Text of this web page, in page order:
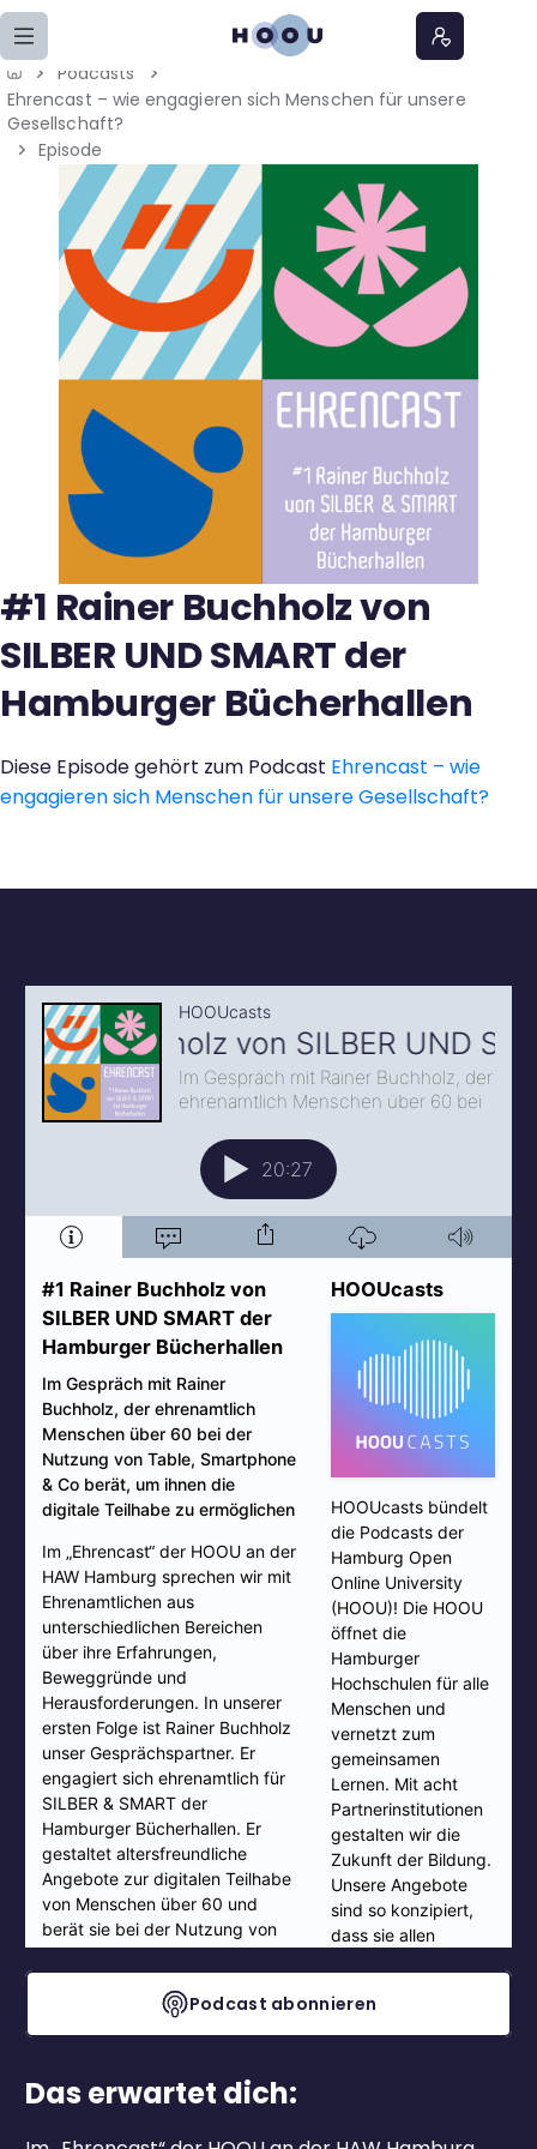
Zum Seiteninhalt springen
Home
Lernangebote
Podcasts
Meine Lernangebote
News
Veranstaltungen
Podcasts
Ehrencast – wie engagieren sich Menschen für unsere
Gesellschaft?
Episode
#1 Rainer Buchholz von
SILBER UND SMART der
Hamburger Bücherhallen
Diese Episode gehört zum Podcast Ehrencast – wie
engagieren sich Menschen für unsere Gesellschaft?
Podcast abonnieren
Das erwartet dich: